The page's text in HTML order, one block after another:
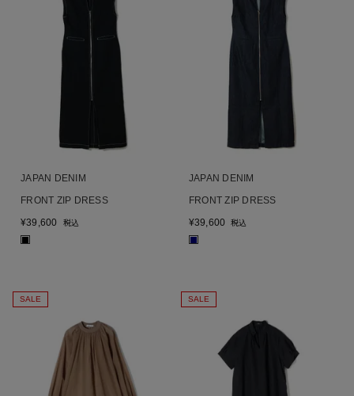
JAPAN DENIM
FRONT ZIP DRESS
¥39,600 税込
JAPAN DENIM
FRONT ZIP DRESS
¥39,600 税込
SALE SALE